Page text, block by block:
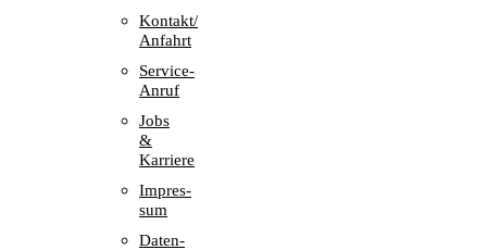
Kontakt/​​
Anfahrt
Service-
Anruf
Jobs
&
Karriere
Impres­
sum
Daten­